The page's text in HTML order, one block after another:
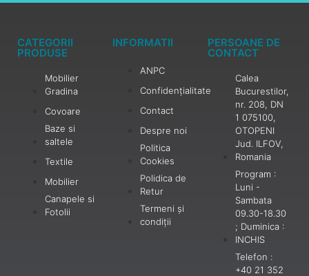
CATEGORII
PRODUSE
Mobilier
Gradina
Covoare
Baze si
saltele
Textile
Mobilier
Canapele si
Fotolii
INFORMATII
ANPC
Confidențialitate
Contact
Despre noi
Politica
Cookies
Polidica de
Retur
Termeni și
condiții
PERSOANE DE
CONTACT
Calea
Bucurestilor,
nr. 208, DN
1 075100,
OTOPENI
Jud. ILFOV,
Romania
Program :
Luni -
Sambata
09.30-18.30
; Duminica :
INCHIS
Telefon :
+40 21 352